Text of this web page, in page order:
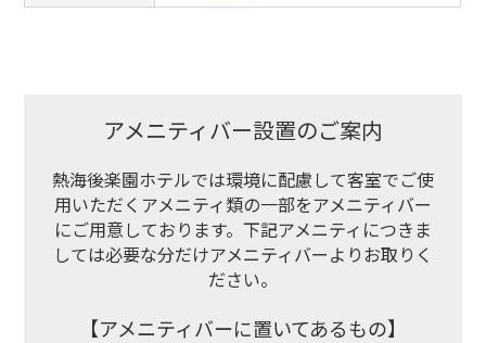
アメニティバー設置のご案内
熱海後楽園ホテルでは環境に配慮して客室でご使
用いただくアメニティ類の一部をアメニティバー
にご用意しております。 下記アメニティにつきま
しては必要な分だけアメニティバーよりお取りく
ださい。
【アメニティバーに置いてあるもの】